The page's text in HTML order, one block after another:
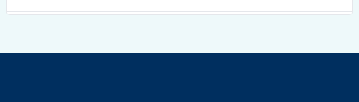
min chef också .